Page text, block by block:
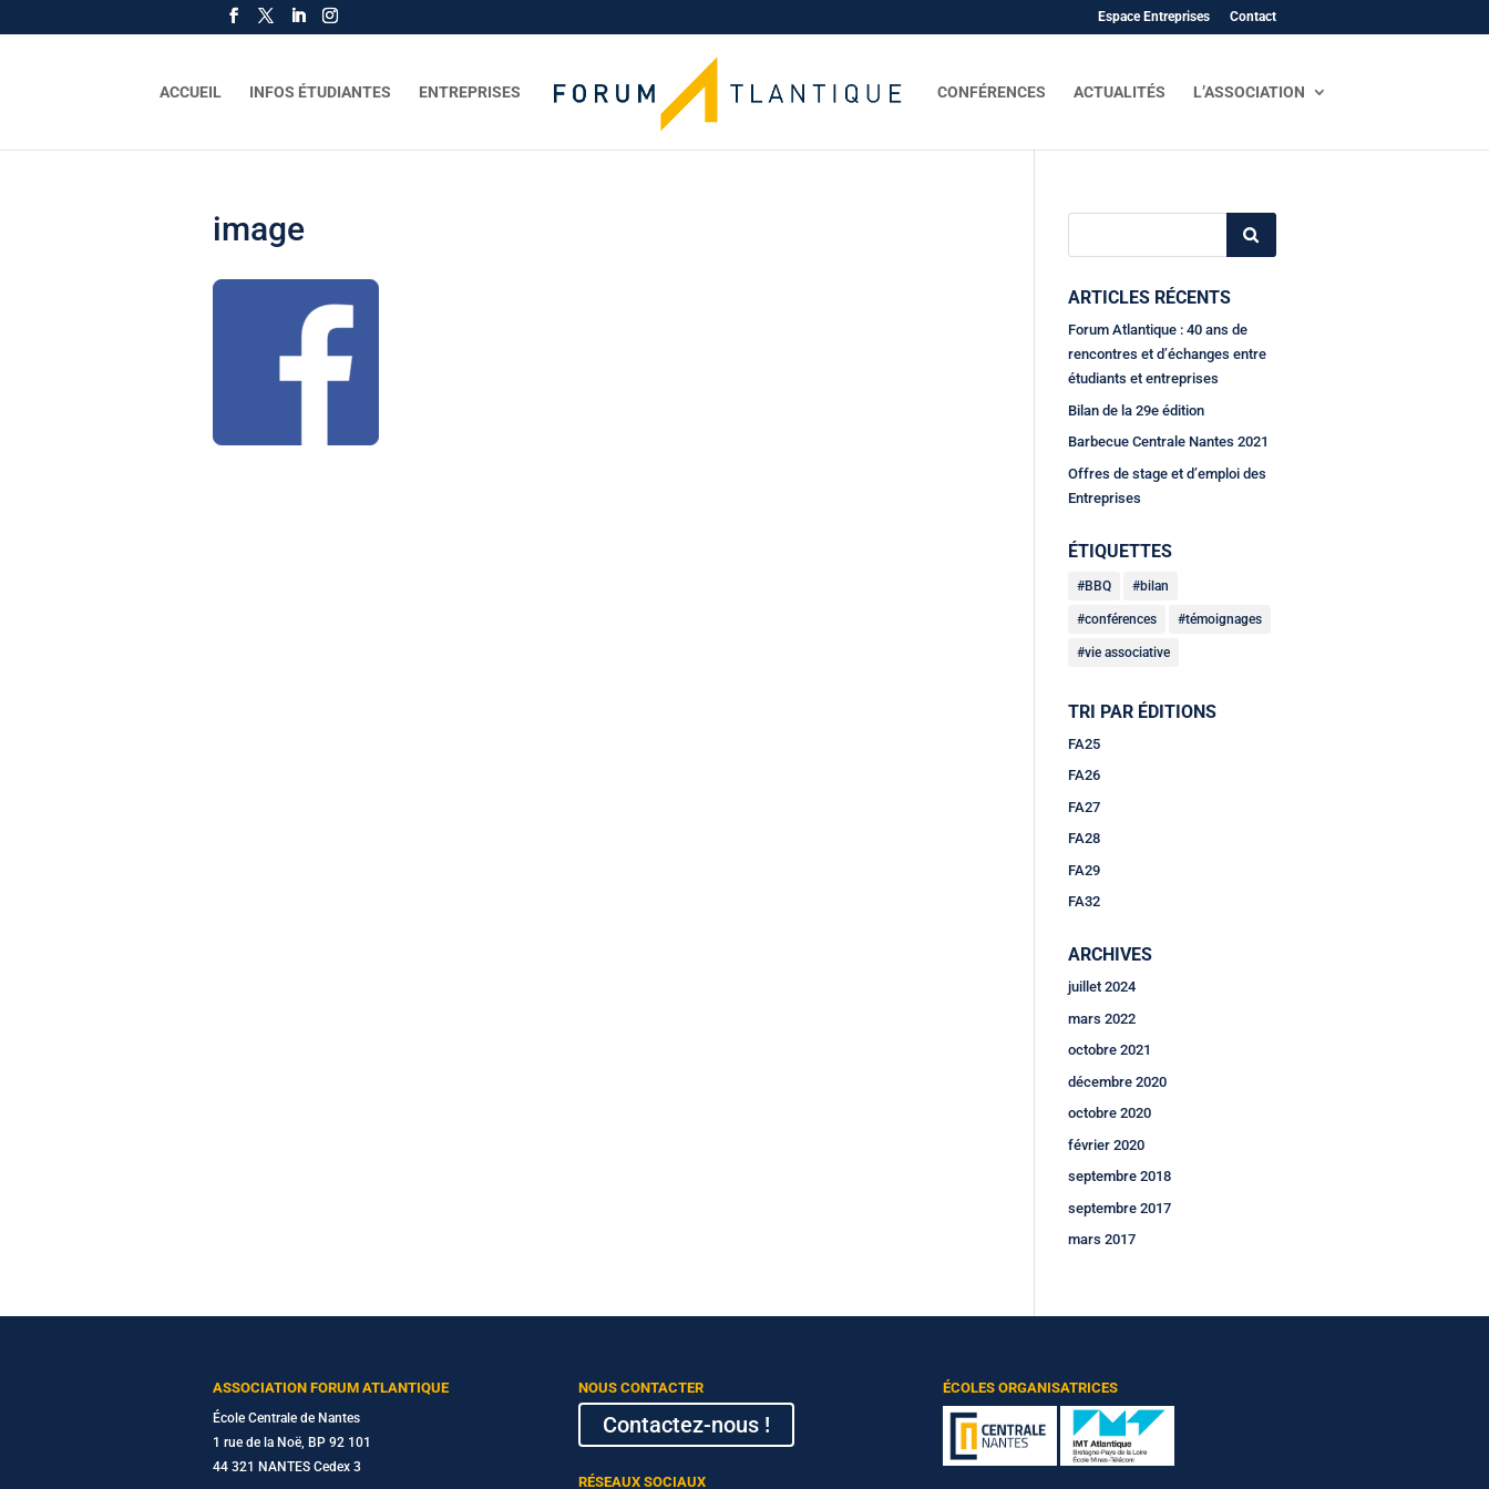
Espace Entreprises Contact
ACCUEIL INFOS ÉTUDIANTES ENTREPRISES CONFÉRENCES ACTUALITÉS L’ASSOCIATION
image
ARTICLES RÉCENTS
Forum Atlantique : 40 ans de
rencontres et d’échanges entre
étudiants et entreprises
Bilan de la 29e édition
Barbecue Centrale Nantes 2021
Offres de stage et d’emploi des
Entreprises
ÉTIQUETTES
BBQ bilan
conférences témoignages
vie associative
TRI PAR ÉDITIONS
FA25
FA26
FA27
FA28
FA29
FA32
ARCHIVES
juillet 2024
mars 2022
octobre 2021
décembre 2020
octobre 2020
février 2020
septembre 2018
septembre 2017
mars 2017
ASSOCIATION FORUM ATLANTIQUE
École Centrale de Nantes
1 rue de la Noë, BP 92 101
44 321 NANTES Cedex 3
NOUS CONTACTER
Contactez-nous !
RÉSEAUX SOCIAUX
ÉCOLES ORGANISATRICES